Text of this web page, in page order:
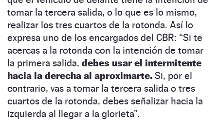
tomar la tercera salida, o lo que es lo mismo,
realizar los tres cuartos de la rotonda. Así lo
expresa uno de los encargados del CBR: “Si te
acercas a la rotonda con la intención de tomar
la primera salida, debes usar el intermitente
hacia la derecha al aproximarte. Si, por el
contrario, vas a tomar la tercera salida o tres
cuartos de la rotonda, debes señalizar hacia la
izquierda al llegar a la glorieta”.